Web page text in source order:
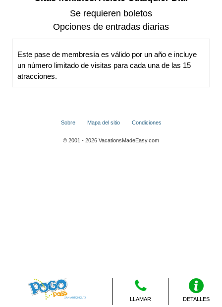
Se requieren boletos
Opciones de entradas diarias
Este pase de membresía es válido por un año e incluye
un número limitado de visitas para cada una de las 15
atracciones.
LLAMAR DETALLES
Sobre Mapa del sitio Condiciones
© 2001 - 2026 VacationsMadeEasy.com